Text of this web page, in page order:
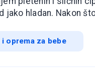
jako hladan. Nakon
i oprema za bebe